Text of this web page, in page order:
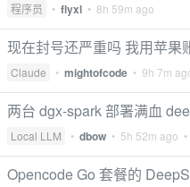
程序员 • flyxl • 8h 59m ago
现在封号还严重吗 我用苹
Claude • mightofcode • 9h 7m
两台 dgx-spark 部署满血
Local LLM • dbow • 5h 52m ago
Opencode Go 套餐的